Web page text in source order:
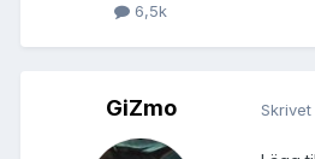
6,5k
GiZmo Skrivet